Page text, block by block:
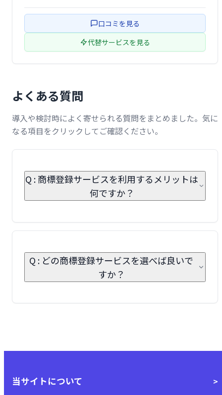
口コミを見る
代替サービスを見る
よくある質問
導入や検討時によく寄せられる質問をまとめました。気に
なる項目をクリックしてご確認ください。
Q : 商標登録サービスを利用するメリットは
何ですか？
Q : どの商標登録サービスを選べば良いで
すか？
当サイトについて